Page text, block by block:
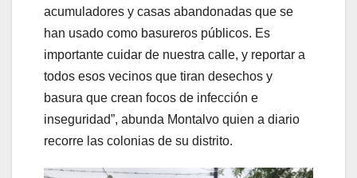
acumuladores y casas abandonadas que se
han usado como basureros públicos. Es
importante cuidar de nuestra calle, y reportar a
todos esos vecinos que tiran desechos y
basura que crean focos de infección e
inseguridad”, abunda Montalvo quien a diario
recorre las colonias de su distrito.